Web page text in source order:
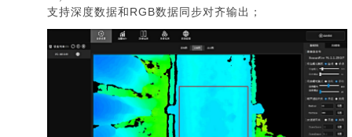
支持深度数据和RGB数据同步对齐输出；